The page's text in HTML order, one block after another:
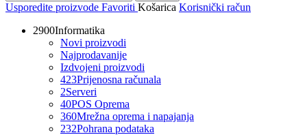
Usporedite proizvode Favoriti Košarica Korisnički račun
2900Informatika
Novi proizvodi
Najprodavanije
Izdvojeni proizvodi
423Prijenosna računala
2Serveri
40POS Oprema
360Mrežna oprema i napajanja
232Pohrana podataka